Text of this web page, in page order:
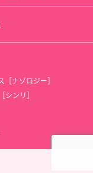
［ナゾロジー］
シンリ］